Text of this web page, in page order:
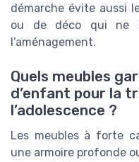
démarche évite aussi
ou de déco qui ne
l’aménagement.
Quels meubles
d’enfant pour la
l’adolescence ?
Les meubles à forte
une armoire profonde